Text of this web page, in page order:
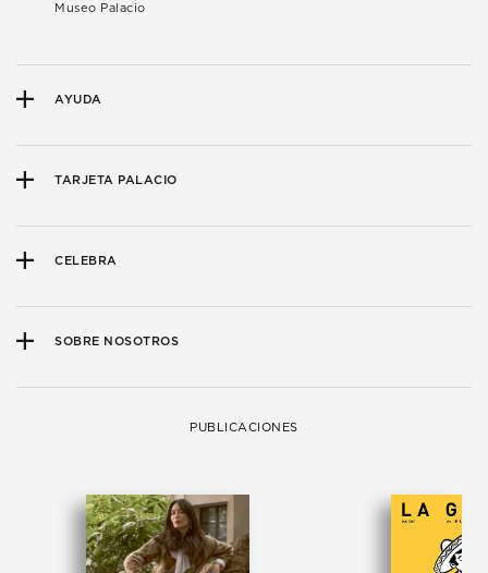
Museo Palacio
AYUDA
TARJETA PALACIO
CELEBRA
SOBRE NOSOTROS
PUBLICACIONES